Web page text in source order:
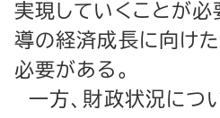
実現していくことが必
導の経済成長に向け
必要がある。
一方、財政状況につ